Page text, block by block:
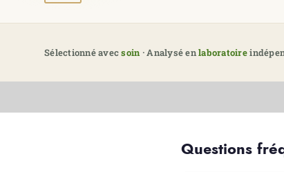
Sélectionné avecsoin · Analysé enlaboratoire
Questions